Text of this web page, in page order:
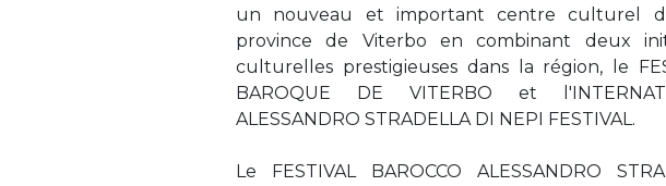
un nouveau et important centre culturel
province de Viterbo en combinant deux
culturelles prestigieuses dans la région, le
BAROQUE DE VITERBO et
ALESSANDRO STRADELLA DI NEPI FESTIVAL.
Le FESTIVAL BAROCCO ALESSANDRO